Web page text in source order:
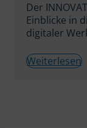
Der
Einblicke in
digitaler
Weiterlesen